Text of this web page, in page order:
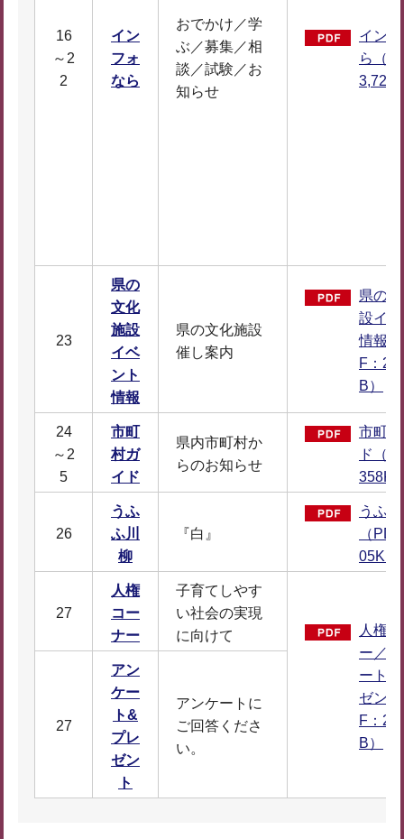
16
～2
2
イン
フォ
なら
おでかけ／学
ぶ／募集／相
談／試験／お
知らせ
イン
ら（
23
県の
文化
施設
イベ
ント
情報
県の文化施設
催し案内
県の
設イ
情報
F：
B）
24
～2
5
市町
村ガ
イド
県内市町村か
らのお知らせ
市町
ド（
26
うふ
ふ川
柳
『白』
うふ
（
05KB
27
人権
コー
ナー
子育てしやす
い社会の実現
に向けて
人権
ー／
ート&
ゼン
F：
B）
27
アン
ケー
ト&
プレ
ゼン
ト
アンケートに
ご回答くださ
い。